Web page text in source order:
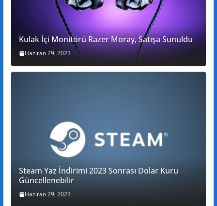
Kulak İçi Monitörü Razer Moray, Satışa Sunuldu
Haziran 29, 2023
Steam Yaz İndirimi 2023 Sonrası Dolar Kuru
Güncellenebilir
Haziran 29, 2023